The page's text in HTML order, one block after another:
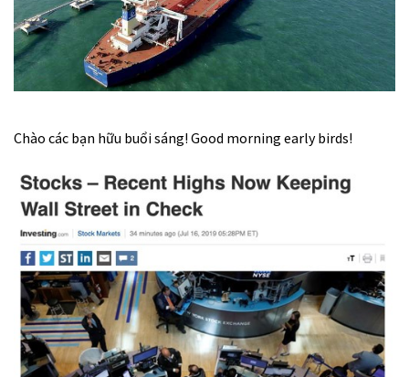
Chào các bạn hữu buổi sáng! Good morning early birds!